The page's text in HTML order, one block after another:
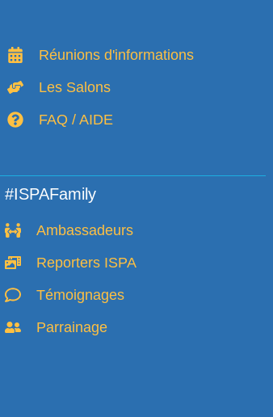
Réunions d'informations
Les Salons
FAQ / AIDE
#ISPAFamily
Ambassadeurs
Reporters ISPA
Témoignages
Parrainage